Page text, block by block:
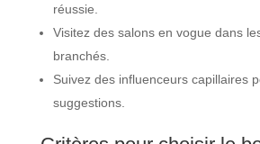
réussie.
Visitez des salons en vogue dans
branchés.
Suivez des influenceurs capillaires
suggestions.